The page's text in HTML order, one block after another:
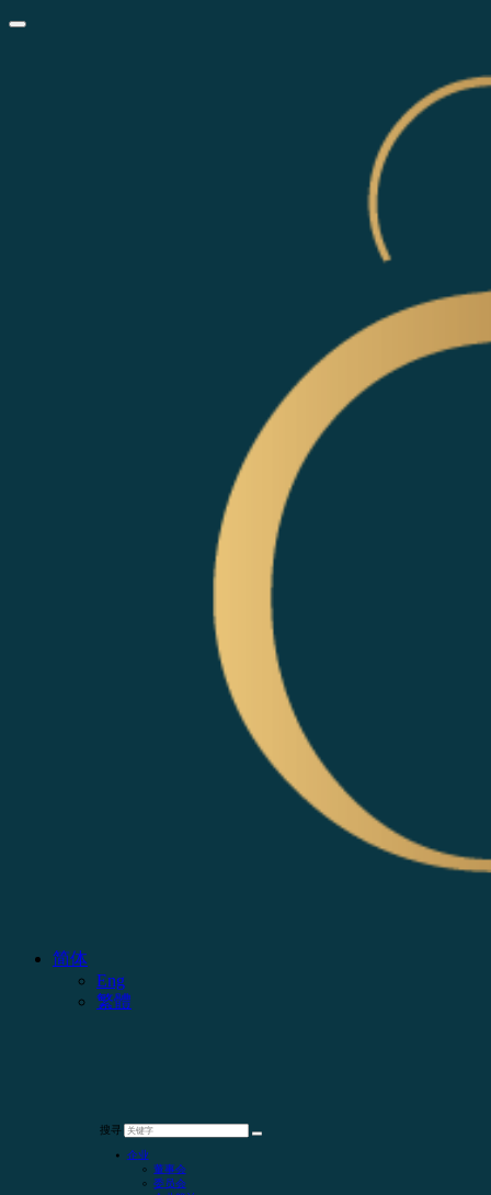
简体
Eng
繁體
搜寻
企业
董事会
委员会